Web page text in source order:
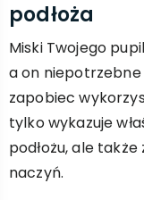
podłoża
Miski Twojego
a on niepotrzebne
zapobiec
tylko wykazuje
podłożu, ale
naczyń.